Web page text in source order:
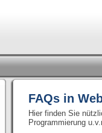
FAQs in
Hier finden Sie
Programmierung